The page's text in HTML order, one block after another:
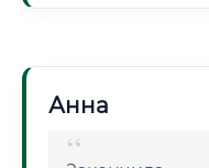
Анна